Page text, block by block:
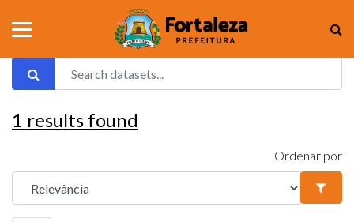
1 results found
Ordenar por